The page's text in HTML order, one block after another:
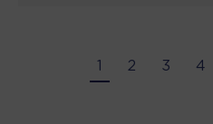
1 2 3 4